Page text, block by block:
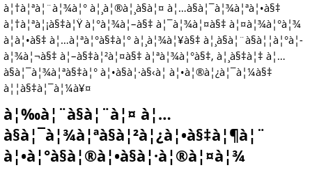
à¦†à¦ªà¦¨à¦¾à¦° à¦¸à¦®à¦¸à§à¦¤ à¦…à§à¦¯à¦¾à¦ªà¦•à§‡
à¦†à¦ªà¦¡à§‡à¦Ÿ à¦°à¦¾à¦–à§‡ à¦¯à¦¾à¦¤à§‡ à¦¤à¦¾à¦°à¦¾
à¦à¦•à§‡ à¦…à¦ªà¦°à§‡à¦° à¦¸à¦¾à¦¥à§‡ à¦¸à§à¦¨à§à¦¦à¦°à¦­
à¦¾à¦¬à§‡ à¦–à§‡à¦²à¦¤à§‡ à¦ªà¦¾à¦°à§‡, à¦¸à§‡à¦‡ à¦…
à§à¦¯à¦¾à¦ªà§‡à¦° à¦•à§à¦·à§‹à¦­ à¦•à¦®à¦¿à¦¯à¦¼à§‡
à¦¦à§‡à¦¯à¦¼à¥¤
à¦‰à¦¨à§à¦¨à¦¤ à¦…
à§à¦¯à¦¾à¦ªà§à¦²à¦¿à¦•à§‡à¦¶à¦¨
à¦•à¦°à§à¦®à¦•à§à¦·à¦®à¦¤à¦¾